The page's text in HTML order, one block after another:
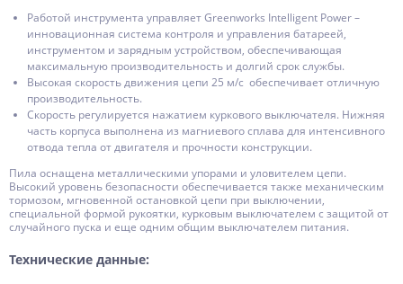
Работой инструмента управляет Greenworks Intelligent Power –
инновационная система контроля и управления батареей,
инструментом и зарядным устройством, обеспечивающая
максимальную производительность и долгий срок службы.
Высокая скорость движения цепи 25 м/с обеспечивает отличную
производительность.
Скорость регулируется нажатием куркового выключателя. Нижняя
часть корпуса выполнена из магниевого сплава для интенсивного
отвода тепла от двигателя и прочности конструкции.
Пила оснащена металлическими упорами и уловителем цепи.
Высокий уровень безопасности обеспечивается также механическим
тормозом, мгновенной остановкой цепи при выключении,
специальной формой рукоятки, курковым выключателем с защитой от
случайного пуска и еще одним общим выключателем питания.
Технические данные: